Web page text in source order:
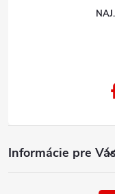
Informácie pre